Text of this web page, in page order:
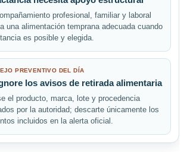
profesional, familiar y laboral
una alimentación temprana adecuada cuando
es posible y elegida.
PREVENTIVO DEL DÍA
los avisos de retirada alimentaria
el producto, marca, lote y procedencia
por la autoridad; descarte únicamente los
incluidos en la alerta oficial.